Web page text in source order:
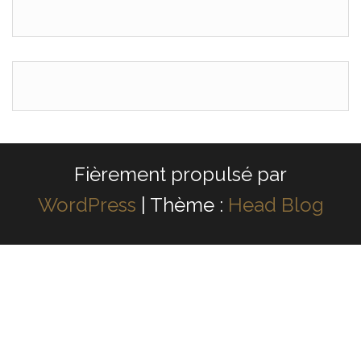
Fièrement propulsé par
WordPress
Thème : Head Blog